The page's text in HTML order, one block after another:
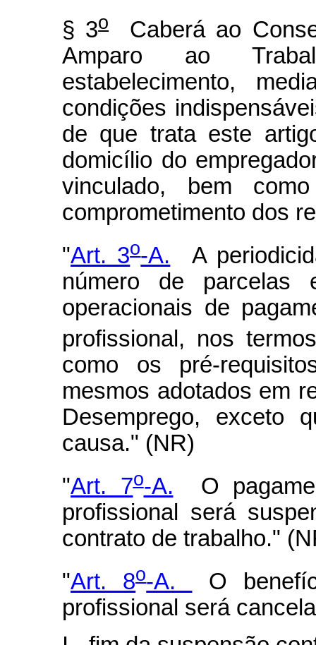
§ 3oCaberá ao
Amparo ao
estabelecimento,
condições
de que trata este
domicílio do
vinculado, bem
comprometimento dos
"Art. 3o-A. A
número de parcelas
operacionais de
profissional, nos
como os pré-
mesmos adotados em
Desemprego, exceto
causa." (NR)
"Art. 7o-A. O
profissional será
contrato de trabalho."
"Art. 8o-A.
O
profissional será